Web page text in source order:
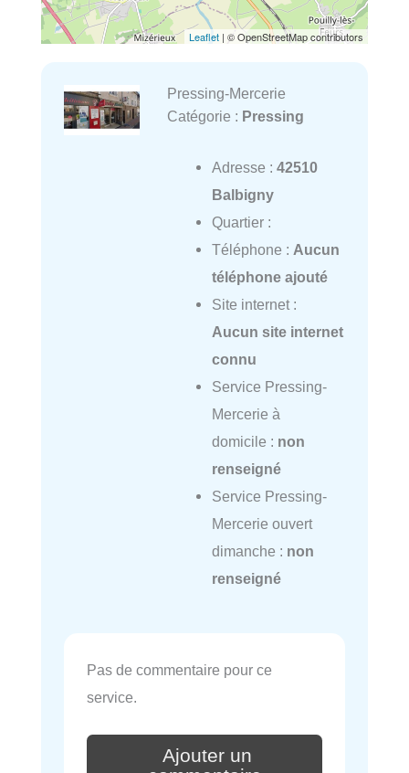
Leaflet | © OpenStreetMap contributors
Pressing-Mercerie
Catégorie : Pressing
Adresse : 42510
Balbigny
Quartier :
Téléphone : Aucun
téléphone ajouté
Site internet :
Aucun site internet
connu
Service Pressing-
Mercerie à
domicile : non
renseigné
Service Pressing-
Mercerie ouvert
dimanche : non
renseigné
Pas de commentaire pour ce
service.
Ajouter un